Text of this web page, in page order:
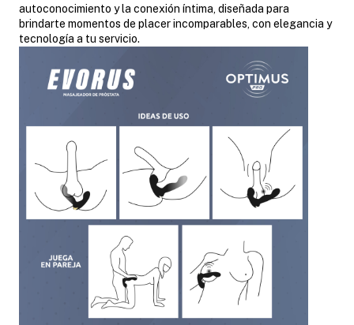
autoconocimiento y la conexión íntima, diseñada para
brindarte momentos de placer incomparables, con elegancia y
tecnología a tu servicio.